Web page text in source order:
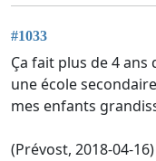
#1033
Ça fait plus de 4
une école
mes enfants
(Prévost, 2018-04-16)